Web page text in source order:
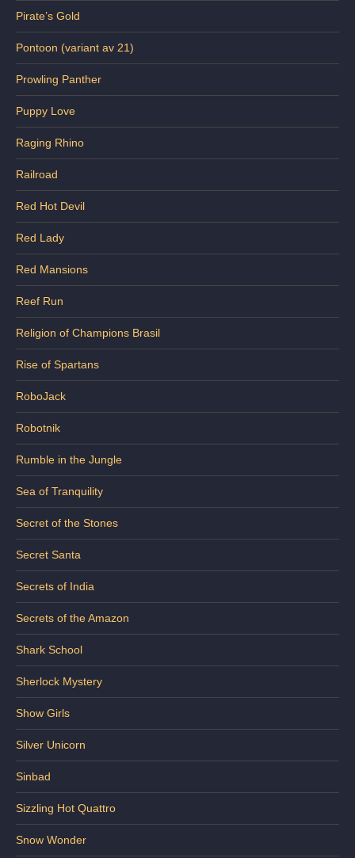
Pirate’s Gold
Pontoon (variant av 21)
Prowling Panther
Puppy Love
Raging Rhino
Railroad
Red Hot Devil
Red Lady
Red Mansions
Reef Run
Religion of Champions Brasil
Rise of Spartans
RoboJack
Robotnik
Rumble in the Jungle
Sea of Tranquility
Secret of the Stones
Secret Santa
Secrets of India
Secrets of the Amazon
Shark School
Sherlock Mystery
Show Girls
Silver Unicorn
Sinbad
Sizzling Hot Quattro
Snow Wonder